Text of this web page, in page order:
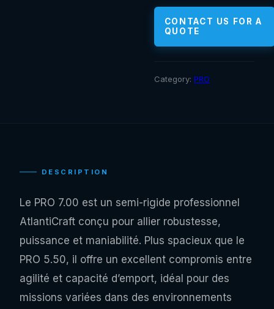
CONTACT US FOR A
QUOTE
Category: PRO
DESCRIPTION
Le PRO 7.00 est un semi-rigide professionnel
AtlantiCraft conçu pour allier robustesse,
puissance et maniabilité. Plus spacieux que le
PRO 5.50, il offre un excellent compromis entre
agilité et capacité d’emport, idéal pour des
missions variées dans des environnements